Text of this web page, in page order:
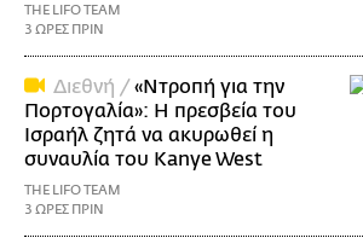
THE LIFO TEAM
3 ΩΡΕΣ ΠΡΙΝ
Διεθνή /«Ντροπή για την
Πορτογαλία»: Η πρεσβεία του
Ισραήλ ζητά να ακυρωθεί η
συναυλία του Kanye West
THE LIFO TEAM
3 ΩΡΕΣ ΠΡΙΝ